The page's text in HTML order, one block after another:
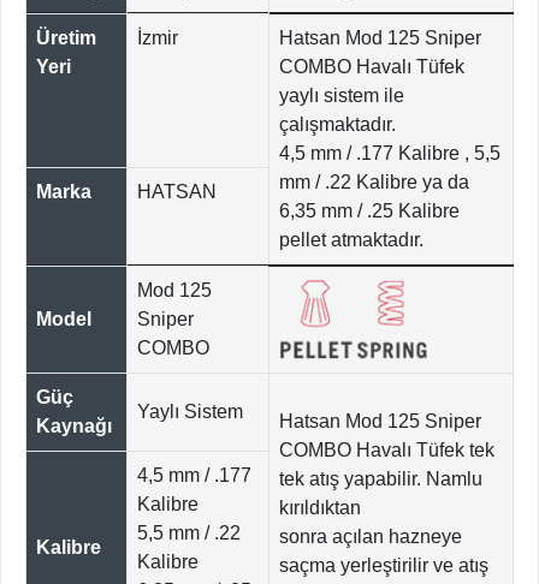
Üretim
Yeri
İzmir
Hatsan Mod 125 Sniper
COMBO Havalı Tüfek
yaylı sistem ile
çalışmaktadır.
4,5 mm / .177 Kalibre , 5,5
mm / .22 Kalibre ya da
6,35 mm / .25 Kalibre
pellet atmaktadır.
Marka HATSAN
Model
Mod 125
Sniper
COMBO
Güç
Kaynağı
Yaylı Sistem
Hatsan Mod 125 Sniper
COMBO Havalı Tüfek tek
tek atış yapabilir. Namlu
kırıldıktan
sonra açılan hazneye
saçma yerleştirilir ve atış
Kalibre
4,5 mm / .177
Kalibre
5,5 mm / .22
Kalibre